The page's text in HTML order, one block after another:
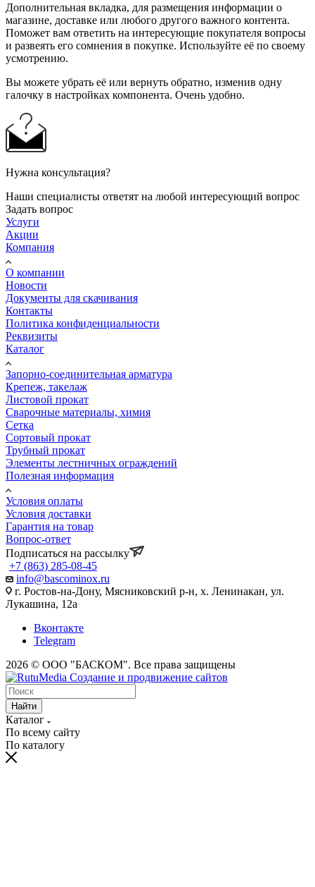
Дополнительная вкладка, для размещения информации о
магазине, доставке или любого другого важного контента.
Поможет вам ответить на интересующие покупателя вопросы
и развеять его сомнения в покупке. Используйте её по своему
усмотрению.
Вы можете убрать её или вернуть обратно, изменив одну
галочку в настройках компонента. Очень удобно.
Нужна консультация?
Наши специалисты ответят на любой интересующий вопрос
Задать вопрос
Услуги
Акции
Компания
О компании
Новости
Документы для скачивания
Контакты
Политика конфиденциальности
Реквизиты
Каталог
Запорно-соединительная арматура
Крепеж, такелаж
Листовой прокат
Сварочные материалы, химия
Сетка
Сортовый прокат
Трубный прокат
Элементы лестничных ограждений
Полезная информация
Условия оплаты
Условия доставки
Гарантия на товар
Вопрос-ответ
Подписаться на рассылку
+7 (863) 285-08-45
info@bascominox.ru
г. Ростов-на-Дону, Мясниковский р-н, х. Ленинакан, ул.
Лукашина, 12а
Вконтакте
Telegram
2026 © ООО "БАСКОМ". Все права защищены
Найти
Каталог
По всему сайту
По каталогу